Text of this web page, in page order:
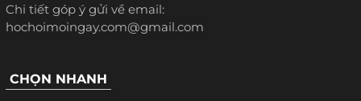
Chi tiết góp ý gửi về email:
hochoimoingay.com@gmail.com
CHỌN NHANH